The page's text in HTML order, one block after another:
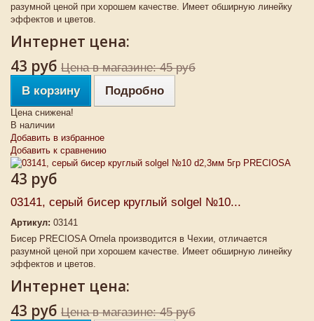
разумной ценой при хорошем качестве. Имеет обширную линейку
эффектов и цветов.
Интернет цена:
43 руб Цена в магазине: 45 руб
В корзину
Подробно
Цена снижена!
В наличии
Добавить в избранное
Добавить к сравнению
43 руб
03141, серый бисер круглый solgel №10...
Артикул: 03141
Бисер PRECIOSA Ornela производится в Чехии, отличается
разумной ценой при хорошем качестве. Имеет обширную линейку
эффектов и цветов.
Интернет цена:
43 руб Цена в магазине: 45 руб